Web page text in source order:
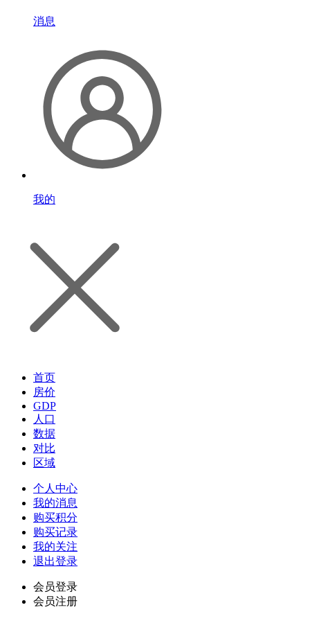
消息
我的
首页
房价
GDP
人口
数据
对比
区域
个人中心
我的消息
购买积分
购买记录
我的关注
退出登录
会员登录
会员注册